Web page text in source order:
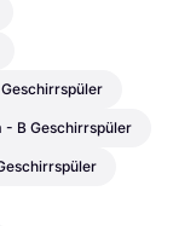
- B Geschirrspüler